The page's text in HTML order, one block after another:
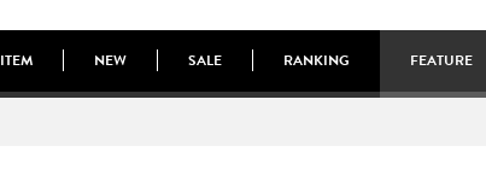
ITEM NEW SALE RANKING FEATURE